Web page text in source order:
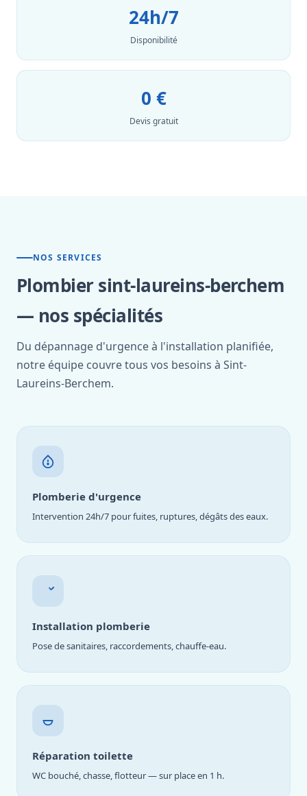
24h/7
Disponibilité
0 €
Devis gratuit
NOS SERVICES
Plombier sint-laureins-berchem
— nos spécialités
Du dépannage d'urgence à l'installation planifiée,
notre équipe couvre tous vos besoins à Sint-
Laureins-Berchem.
Plomberie d'urgence
Intervention 24h/7 pour fuites, ruptures, dégâts des eaux.
Installation plomberie
Pose de sanitaires, raccordements, chauffe-eau.
Réparation toilette
WC bouché, chasse, flotteur — sur place en 1 h.